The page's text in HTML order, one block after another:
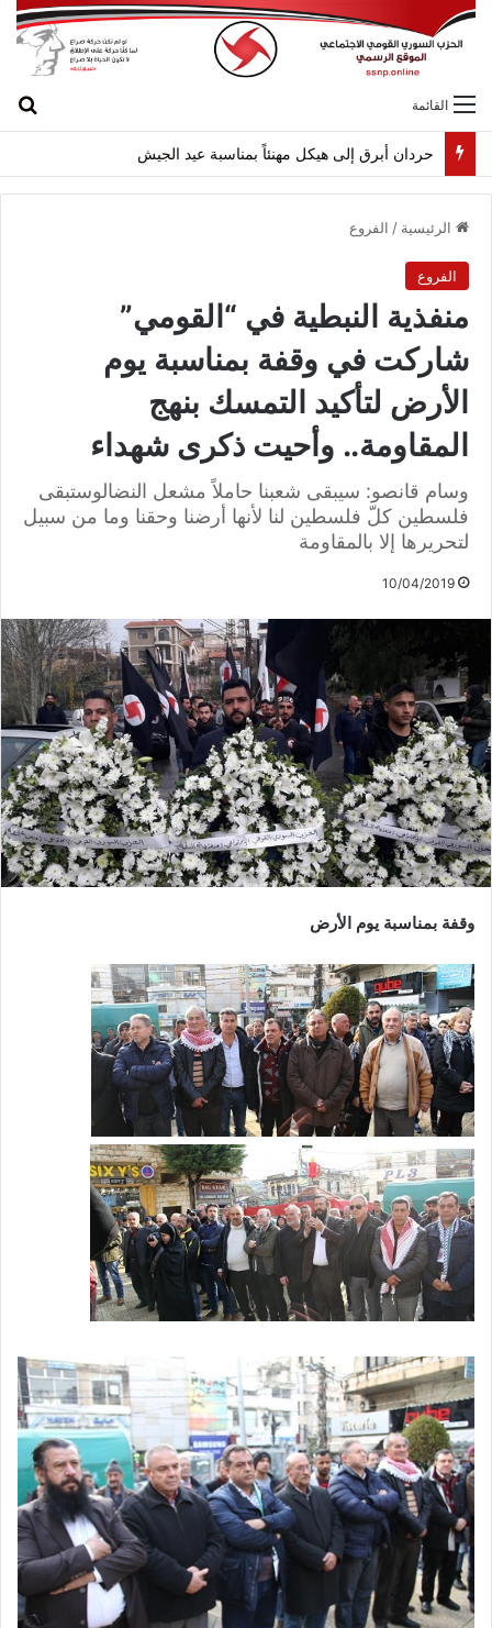
القائمة
حردان أبرق إلى هيكل مهنئاً بمناسبة عيد الجيش
الرئيسية / الفروع
الفروع
منفذية النبطية في “القومي”
شاركت في وقفة بمناسبة يوم
الأرض لتأكيد التمسك بنهج
المقاومة.. وأحيت ذكرى شهداء
وسام قانصو: سيبقى شعبنا حاملاً مشعل النضالوستبقى
فلسطين كلّ فلسطين لنا لأنها أرضنا وحقنا وما من سبيل
لتحريرها إلا بالمقاومة
10/04/2019
وقفة بمناسبة يوم الأرض